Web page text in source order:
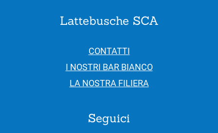
Lattebusche SCA
CONTATTI
I NOSTRI BAR BIANCO
LA NOSTRA FILIERA
Seguici